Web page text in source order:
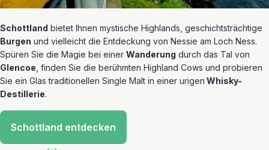
Schottland bietet Ihnen mystische Highlands, geschichtsträchtige
Burgen und vielleicht die Entdeckung von Nessie am Loch Ness.
Spüren Sie die Magie bei einer Wanderung durch das Tal von
Glencoe , finden Sie die berühmten Highland Cows und probieren
Sie ein Glas traditionellen Single Malt in einer urigen Whisky-
Destillerie.
Schottland entdecken